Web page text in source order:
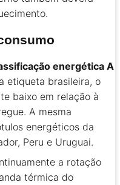
energética A
etiqueta brasileira, o
baixo em relação à
A mesma
energéticos da
Peru e Uruguai.
a rotação
térmica do